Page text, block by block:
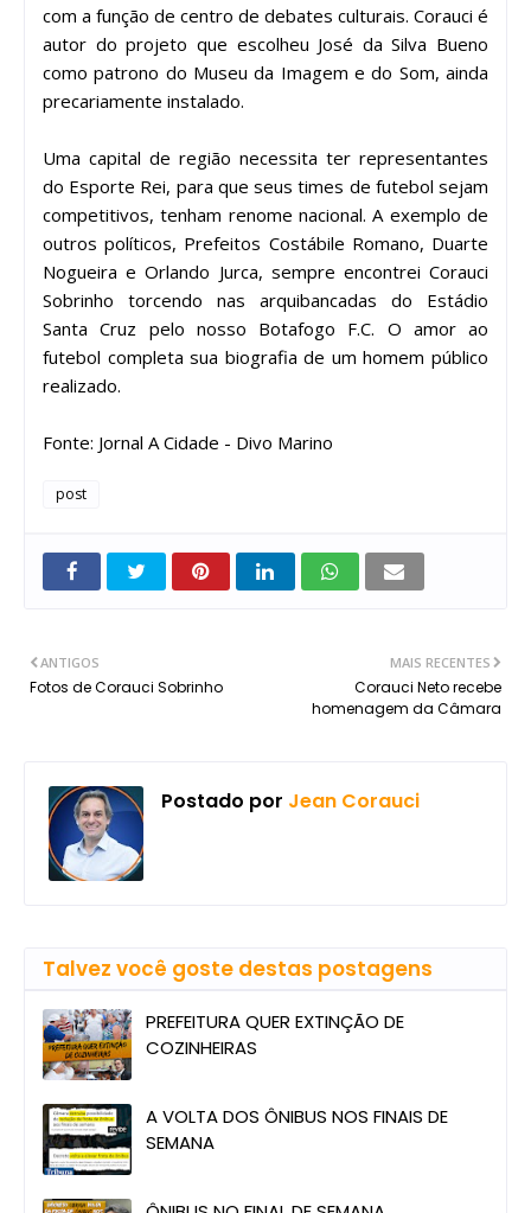
com a função de centro de debates culturais. Corauci é
autor do projeto que escolheu José da Silva Bueno
como patrono do Museu da Imagem e do Som, ainda
precariamente instalado.
Uma capital de região necessita ter representantes
do Esporte Rei, para que seus times de futebol sejam
competitivos, tenham renome nacional. A exemplo de
outros políticos, Prefeitos Costábile Romano, Duarte
Nogueira e Orlando Jurca, sempre encontrei Corauci
Sobrinho torcendo nas arquibancadas do Estádio
Santa Cruz pelo nosso Botafogo F.C. O amor ao
futebol completa sua biografia de um homem público
realizado.
Fonte: Jornal A Cidade - Divo Marino
post
MAIS RECENTES
Corauci Neto recebe
homenagem da Câmara
ANTIGOS
Fotos de Corauci Sobrinho
Postado por Jean Corauci
Talvez você goste destas postagens
PREFEITURA QUER EXTINÇÃO DE
COZINHEIRAS
A VOLTA DOS ÔNIBUS NOS FINAIS DE
SEMANA